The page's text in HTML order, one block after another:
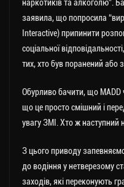
наркотиків та алкоголю”.
заявила, що попросила
Interactive) припинити
соціальної
тих, хто був поранений або
Обурливо бачити, що MADD
що це просто смішний і
увагу ЗМІ. Хто ж наступний
З цього приводу
до водіння у нетверезому
заходів, які переконують